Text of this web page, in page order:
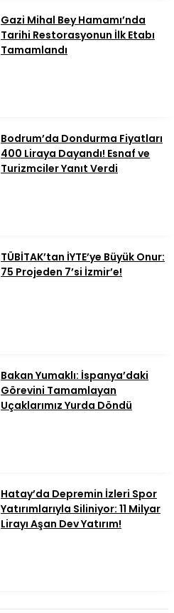
Gazi Mihal Bey Hamamı’nda
Tarihi Restorasyonun İlk Etabı
Tamamlandı
Bodrum’da Dondurma Fiyatları
400 Liraya Dayandı! Esnaf ve
Turizmciler Yanıt Verdi
TÜBİTAK’tan İYTE’ye Büyük Onur:
75 Projeden 7’si İzmir’e!
Bakan Yumaklı: İspanya’daki
Görevini Tamamlayan
Uçaklarımız Yurda Döndü
Hatay’da Depremin İzleri Spor
Yatırımlarıyla Siliniyor: 11 Milyar
Lirayı Aşan Dev Yatırım!